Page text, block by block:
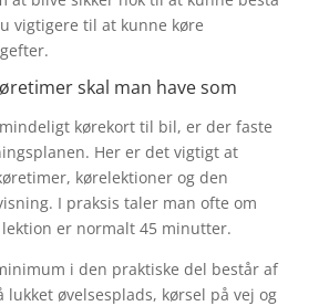
vigtigere til at kunne køre
skal man have som
kørekort til bil, er der faste
Her er det vigtigt at
kørelektioner og den
I praksis taler man ofte om
er normalt 45 minutter.
i den praktiske del består af
øvelsesplads, kørsel på vej og